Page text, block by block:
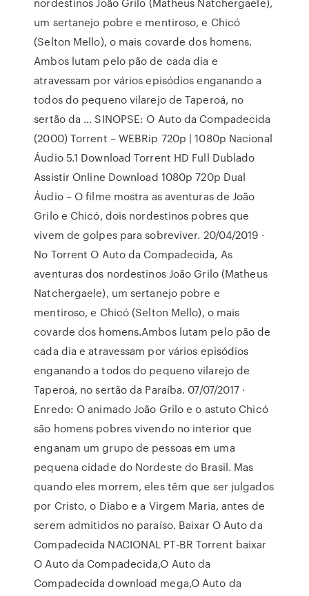
um sertanejo pobre e mentiroso, e Chicó
(Selton Mello), o mais covarde dos homens.
Ambos lutam pelo pão de cada dia e
atravessam por vários episódios enganando a
todos do pequeno vilarejo de Taperoá, no
sertão da … SINOPSE: O Auto da Compadecida
(2000) Torrent – WEBRip 720p | 1080p Nacional
Áudio 5.1 Download Torrent HD Full Dublado
Assistir Online Download 1080p 720p Dual
Áudio – O filme mostra as aventuras de João
Grilo e Chicó, dois nordestinos pobres que
vivem de golpes para sobreviver. 20/04/2019 ·
No Torrent O Auto da Compadecida, As
aventuras dos nordestinos João Grilo (Matheus
Natchergaele), um sertanejo pobre e
mentiroso, e Chicó (Selton Mello), o mais
covarde dos homens.Ambos lutam pelo pão de
cada dia e atravessam por vários episódios
enganando a todos do pequeno vilarejo de
Taperoá, no sertão da Paraíba. 07/07/2017 ·
Enredo: O animado João Grilo e o astuto Chicó
são homens pobres vivendo no interior que
enganam um grupo de pessoas em uma
pequena cidade do Nordeste do Brasil. Mas
quando eles morrem, eles têm que ser julgados
por Cristo, o Diabo e a Virgem Maria, antes de
serem admitidos no paraíso. Baixar O Auto da
Compadecida NACIONAL PT-BR Torrent baixar
O Auto da Compadecida,O Auto da
Compadecida download mega,O Auto da